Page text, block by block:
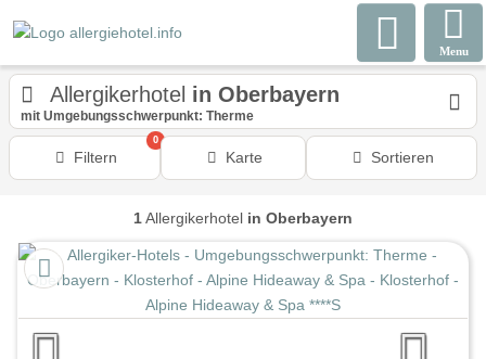
Menu
Allergikerhotel in Oberbayern
mit Umgebungsschwerpunkt: Therme
Filtern
0
Karte Sortieren
1Allergikerhotel in Oberbayern